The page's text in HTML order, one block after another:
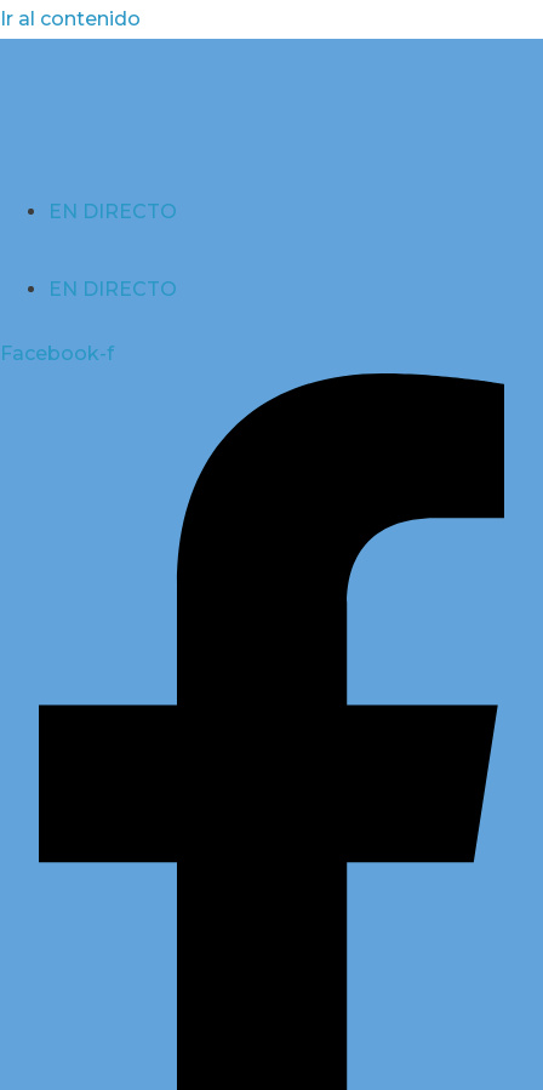
Ir al contenido
EN DIRECTO
EN DIRECTO
Facebook-f